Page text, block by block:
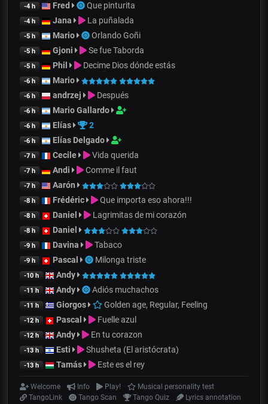
-4 h Fred Que pinturita
-4 h Jana La puñalada
-5 h Mario Orlando Goñi
-5 h Gjoni Se fue Taborda
-5 h Phil Decime Dios dónde estás
-6 h Mario
-6 h andrzej Después
-6 h Mario Gallardo
-6 h Elías 2
-6 h Elías Delgado
-7 h Cecile Vida querida
-7 h Andi Comme il faut
-7 h Aarón
-8 h Frédéric Que importa eso ahora!!!
-8 h Daniel Lagrimitas de mi corazón
-8 h Daniel
-9 h Davina Tabaco
-9 h Pascal Milonga triste
-10 h Andy
-11 h Andy Adiós muchachos
-11 h Giorgos Golden age, Regular, Feeling
-12 h Pascal Fuelle azul
-12 h Andy En tu corazon
-13 h Esti Shusheta (El aristócrata)
-13 h Tamás Este es el rey
Welcome Info Play!
Musical personality test
TangoLink
Tango Scan Tango Quiz Lyrics annotation